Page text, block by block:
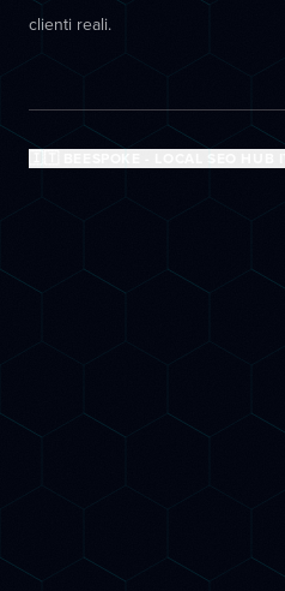
clienti reali.